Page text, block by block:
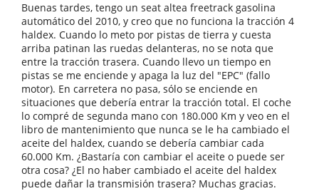
Buenas tardes, tengo un seat altea freetrack gasolina
automático del 2010, y creo que no funciona la tracción 4
haldex. Cuando lo meto por pistas de tierra y cuesta
arriba patinan las ruedas delanteras, no se nota que
entre la tracción trasera. Cuando llevo un tiempo en
pistas se me enciende y apaga la luz del "EPC" (fallo
motor). En carretera no pasa, sólo se enciende en
situaciones que debería entrar la tracción total. El coche
lo compré de segunda mano con 180.000 Km y veo en el
libro de mantenimiento que nunca se le ha cambiado el
aceite del haldex, cuando se debería cambiar cada
60.000 Km. ¿Bastaría con cambiar el aceite o puede ser
otra cosa? ¿El no haber cambiado el aceite del haldex
puede dañar la transmisión trasera? Muchas gracias.